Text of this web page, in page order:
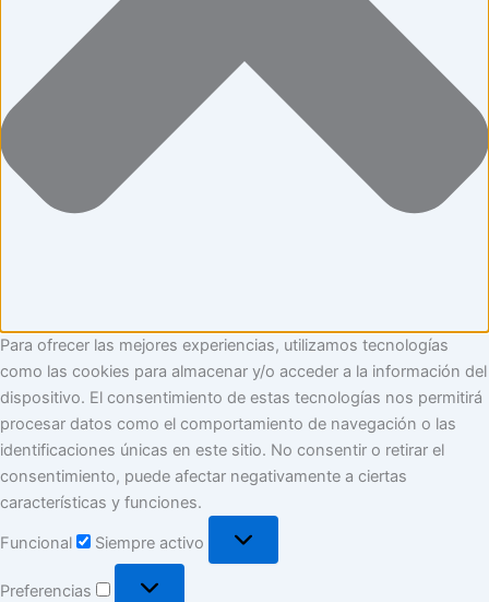
Para ofrecer las mejores experiencias, utilizamos tecnologías
como las cookies para almacenar y/o acceder a la información del
dispositivo. El consentimiento de estas tecnologías nos permitirá
procesar datos como el comportamiento de navegación o las
identificaciones únicas en este sitio. No consentir o retirar el
consentimiento, puede afectar negativamente a ciertas
características y funciones.
Funcional Siempre activo
Preferencias
Preferencias